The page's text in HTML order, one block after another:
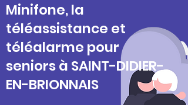
Minifone, la
téléassistance et
téléalarme pour
seniors à SAINT-DIDIER-
EN-BRIONNAIS